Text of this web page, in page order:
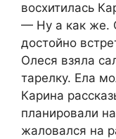
восхитилась
— Ну а как же.
достойно
Олеся взяла
тарелку. Ела
Карина
планировали
жаловался на